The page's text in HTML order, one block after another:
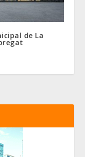
de La